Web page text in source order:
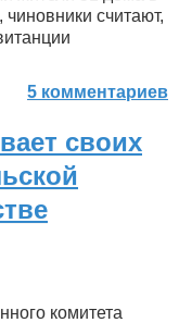
считают,
5 комментариев
своих
комитета